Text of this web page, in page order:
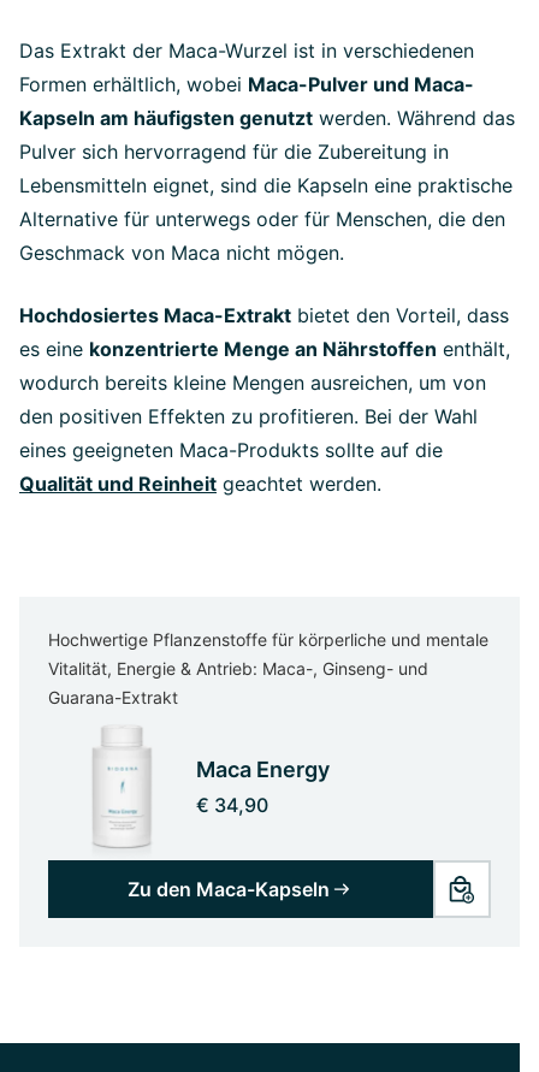
Das Extrakt der Maca-Wurzel ist in verschiedenen
Formen erhältlich, wobei Maca-Pulver und Maca-
Kapseln am häufigsten genutzt werden. Während das
Pulver sich hervorragend für die Zubereitung in
Lebensmitteln eignet, sind die Kapseln eine praktische
Alternative für unterwegs oder für Menschen, die den
Geschmack von Maca nicht mögen.
Hochdosiertes Maca-Extrakt bietet den Vorteil, dass
es eine konzentrierte Menge an Nährstoffen enthält,
wodurch bereits kleine Mengen ausreichen, um von
den positiven Effekten zu profitieren. Bei der Wahl
eines geeigneten Maca-Produkts sollte auf die
Qualität und Reinheit geachtet werden.
Hochwertige Pflanzenstoffe für körperliche und mentale
Vitalität, Energie & Antrieb: Maca-, Ginseng- und
Guarana-Extrakt
Maca Energy
€ 34,90
Zu den Maca-Kapseln